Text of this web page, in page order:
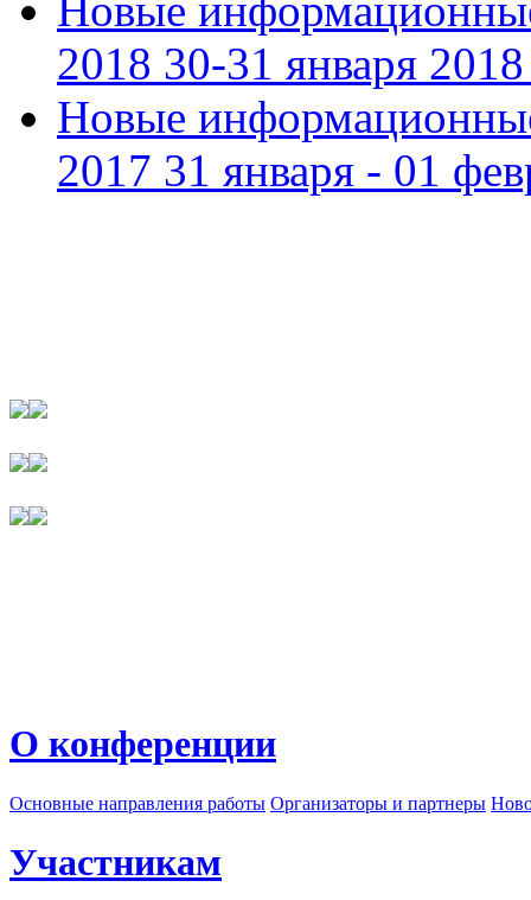
Новые
2018 30-31 января 2018
Новые
2017 31 января - 01
О конференции
Основные направления работы Организаторы и партнеры
Участникам